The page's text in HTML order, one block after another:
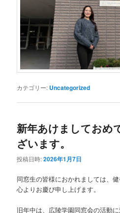
カテゴリー: Uncategorized
新年あけましておめ
ざいます。
投稿日時:2026年1月7日
同窓生の皆様におかれましては、
心よりお慶び申し上げます。
旧年中は、広陵学園同窓会の活動